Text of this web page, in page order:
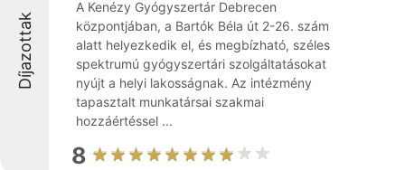
Díjazottak
A Kenézy Gyógyszertár Debrecen
központjában, a Bartók Béla út 2-26. szám
alatt helyezkedik el, és megbízható, széles
spektrumú gyógyszertári szolgáltatásokat
nyújt a helyi lakosságnak. Az intézmény
tapasztalt munkatársai szakmai
hozzáértéssel ...
8